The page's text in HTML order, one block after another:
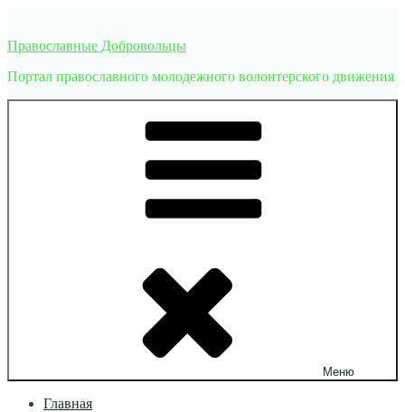
содержимому
Православные Добровольцы
Портал православного молодежного волонтерского движения
Меню
Главная